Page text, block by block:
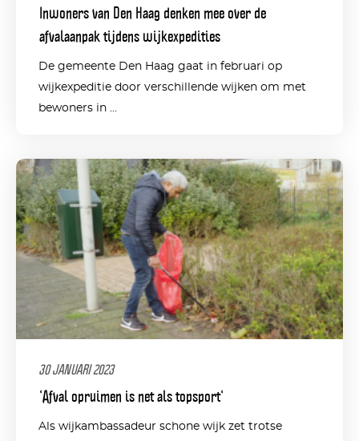
Inwoners van Den Haag denken mee over de
afvalaanpak tijdens wijkexpedities
De gemeente Den Haag gaat in februari op
wijkexpeditie door verschillende wijken om met
bewoners in ...
30 JANUARI 2023
‘Afval opruimen is net als topsport‘
Als wijkambassadeur schone wijk zet trotse